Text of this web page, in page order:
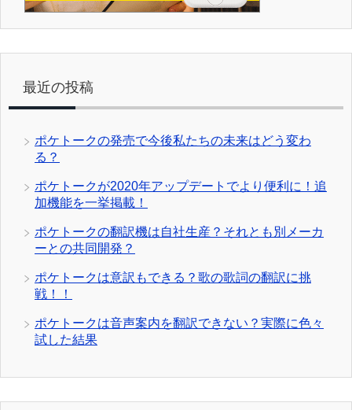
最近の投稿
ポケトークの発売で今後私たちの未来はどう変わ
る？
ポケトークが2020年アップデートでより便利に！追
加機能を一挙掲載！
ポケトークの翻訳機は自社生産？それとも別メーカ
ーとの共同開発？
ポケトークは意訳もできる？歌の歌詞の翻訳に挑
戦！！
ポケトークは音声案内を翻訳できない？実際に色々
試した結果